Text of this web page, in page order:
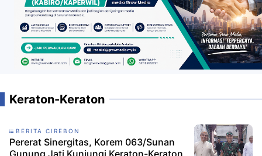
Keraton-Keraton
BERITA CIREBON
Pererat Sinergitas, Korem 063/Sunan
Gunung Jati Kunjungi Keraton-Keraton